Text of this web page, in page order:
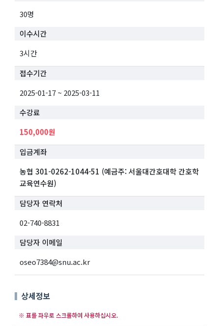
30명
이수시간
3시간
접수기간
2025-01-17 ~ 2025-03-11
수강료
150,000원
입금계좌
농협 301-0262-1044-51 (예금주: 서울대간호대학 간호학
교육연수원)
담당자 연락처
02-740-8831
담당자 이메일
oseo7384@snu.ac.kr
상세정보